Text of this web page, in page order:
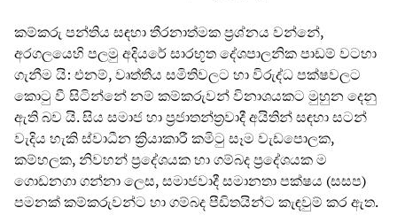
කම්කරු පන්තිය සඳහා තීරනාත්මක ප්‍රශ්නය වන්නේ,
අරගලයෙහි පලමු අදියරේ සාරභූත දේශපාලනික පාඩම් වටහා
ගැනීම යි: එනම්, වෘත්තීය සමිතිවලට හා විරුද්ධ පක්ෂවලට
කොටු වී සිටින්නේ නම් කම්කරුවන් විනාශයකට මුහුන දෙනු
ඇති බව යි. සිය සමාජ හා ප්‍රජාතන්ත්‍රවාදී අයිතින් සඳහා සටන්
වැදිය හැකි ස්වාධීන ක්‍රියාකාරී කමිටු සෑම වැඩපොලක,
කම්හලක, නිවහන් ප්‍රදේශයක හා ගම්බද ප්‍රදේශයක ම
ගොඩනගා ගන්නා ලෙස, සමාජවාදී සමානතා පක්ෂය (සසප)
පමනක් කම්කරුවන්ට හා ගම්බද පීඩිතයින්ට කැඳවුම් කර ඇත.